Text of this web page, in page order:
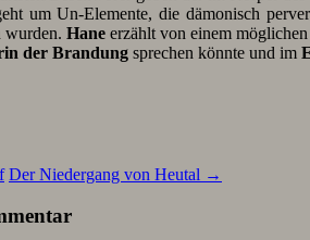
um Un-Elemente, die dämonisch
wurden.Hane erzählt von einem
der Brandung sprechen könnte und im
Der Niedergang von Heutal →